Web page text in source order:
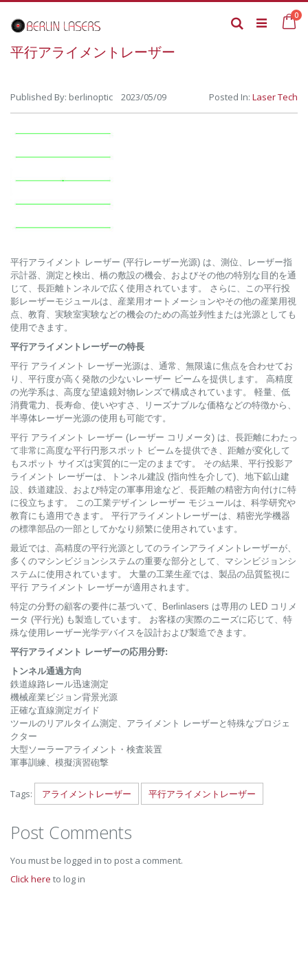
to
Content
0
Search
平行アライメントレーザー
Published By: berlinoptic 2023/05/09 Posted In: Laser Tech
平行アライメント レーザー (平行レーザー光源) は、測位、レーザー指
示計器、測定と検出、橋の敷設の機会、およびその他の特別な目的を通
じて、長距離トンネルで広く使用されています。 さらに、この平行投
影レーザーモジュールは、産業用オートメーションやその他の産業用視
点、教育、実験室実験などの機会のための高並列性または光源としても
使用できます。
平行アライメントレーザーの特長
平行 アライメント レーザー光源は、通常、無限遠に焦点を合わせてお
り、平行度が高く発散の少ないレーザー ビームを提供します。 高精度
の光学系は、高度な望遠鏡対物レンズで構成されています。 軽量、低
消費電力、長寿命、使いやすさ、リーズナブルな価格などの特徴から、
半導体レーザー光源の使用も可能です。
平行 アライメント レーザー (レーザー コリメータ) は、長距離にわたっ
て非常に高度な平行円形スポット ビームを提供でき、距離が変化して
もスポット サイズは実質的に一定のままです。 その結果、平行投影ア
ライメント レーザーは、トンネル建設 (指向性を介して)、地下鉱山建
設、鉄道建設、および特定の軍事用途など、長距離の精密方向付けに特
に役立ちます。 この工業デザイン レーザー モジュールは、科学研究や
教育にも適用できます。 平行アライメントレーザーは、精密光学機器
の標準部品の一部としてかなり頻繁に使用されています。
最近では、高精度の平行光源としてのラインアライメントレーザーが、
多くのマシンビジョンシステムの重要な部分として、マシンビジョンシ
ステムに使用されています。 大量の工業生産では、製品の品質監視に
平行 アライメント レーザーが適用されます。
特定の分野の顧客の要件に基づいて、Berlinlasers は専用の LED コリメ
ータ (平行光) も製造しています。 お客様の実際のニーズに応じて、特
殊な使用レーザー光学デバイスを設計および製造できます。
平行アライメント レーザーの応用分野:
トンネル通過方向
鉄道線路レール迅速測定
機械産業ビジョン背景光源
正確な直線測定ガイド
ツールのリアルタイム測定、アライメント レーザーと特殊なプロジェ
クター
大型ソーラーアライメント・検査装置
軍事訓練、模擬演習砲撃
Tags: アライメントレーザー 平行アライメントレーザー
Post Comments
You must be logged in to post a comment.
Click here to log in